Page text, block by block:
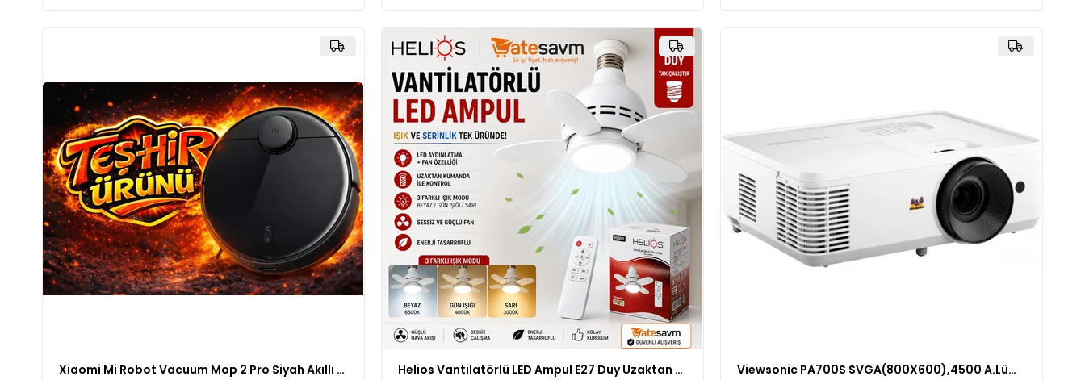
Xiaomi Mi Robot Vacuum Mop 2 Pro Siyah Akıllı Robot Süpürge Helios Vantilatörlü LED Ampul E27 Duy Uzaktan Kumandalı 3 Modlu Fanlı Lamba Viewsonic PA700S SVGA(800X600),4500 A.Lümen,12.000 Saat Lamba Ömrü Projeksiyon Cihazı